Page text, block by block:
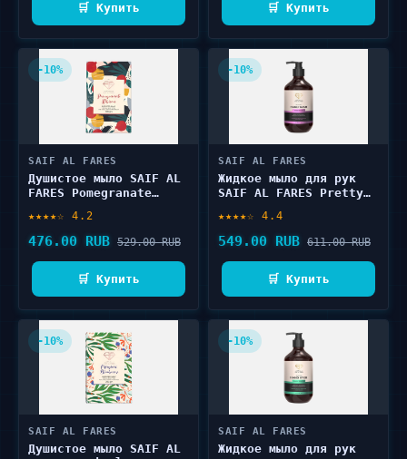
🛒 Купить 🛒 Купить
-10%
SAIF AL FARES
Душистое мыло SAIF AL
FARES Pomegranate
★★★★☆ 4.2
476.00 RUB 529.00 RUB
🛒 Купить
-10%
SAIF AL FARES
Жидкое мыло для рук
SAIF AL FARES Pretty
★★★★☆ 4.4
549.00 RUB 611.00 RUB
🛒 Купить
-10%
SAIF AL FARES
Душистое мыло SAIF AL
-10%
SAIF AL FARES
Жидкое мыло для рук